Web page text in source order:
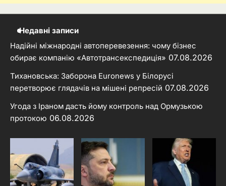
Недавні записи
Надійні міжнародні автоперевезення: чому бізнес
обирає компанію «Автотрансекспедиція» 07.08.2026
Тихановська: Заборона Euronews у Білорусі
перетворює глядачів на мішені репресій 07.08.2026
Угода з Іраном дасть йому контроль над Ормузькою
протокою 06.08.2026